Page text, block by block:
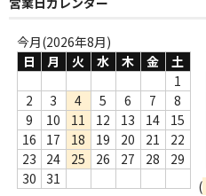
お支払い方法
返品
Privacy Policy
特定商取引法に基づく表示
今月(2026年8月)
日
月 火 水 木 金
土
1
2
3 4 5 6 7
8
9
10 11 12 13 14
15
16
17 18 19 20 21
22
23
24 25 26 27 28
29
30
31
(